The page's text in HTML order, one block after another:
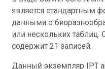
является стандартным
данными о
или нескольких таблиц.
содержит 21 записей.
Данный экземпляр IPT